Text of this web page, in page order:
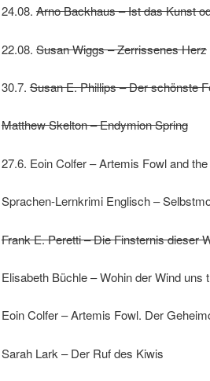
24.08.Arno Backhaus – Ist das Kunst
22.08.Susan Wiggs – Zerrissenes Herz
30.7.Susan E. Phillips – Der schönste
Matthew Skelton – Endymion Spring
27.6. Eoin Colfer – Artemis Fowl and
Sprachen-Lernkrimi Englisch –
Frank E. Peretti – Die Finsternis dieser
Elisabeth Büchle – Wohin der Wind uns
Eoin Colfer – Artemis Fowl. Der
Sarah Lark – Der Ruf des Kiwis